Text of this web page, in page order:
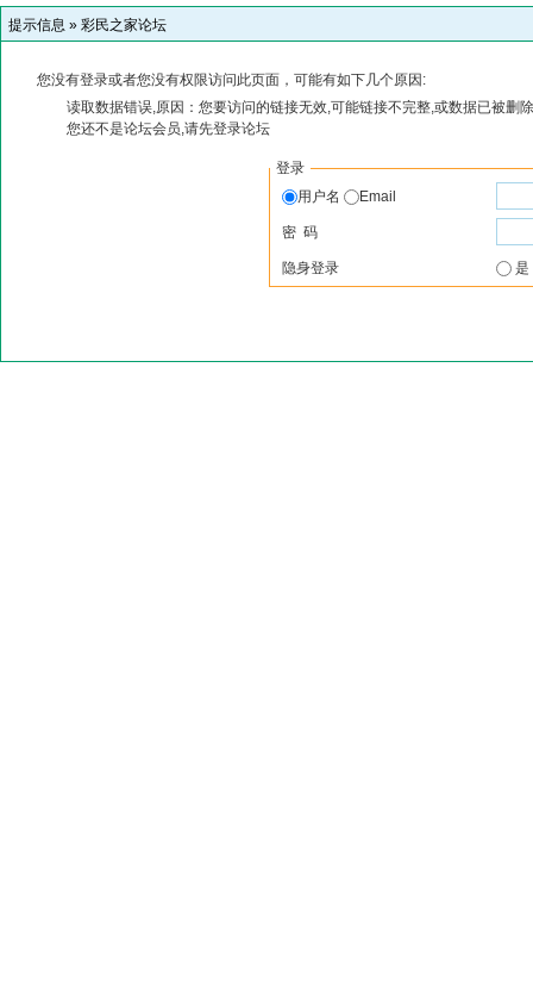
提示信息 » 彩民之家论坛
您没有登录或者您没有权限访问此页面，可能有如下几个原因:
读取数据错误,原因：您要访问的链接无效,可能链接不完整,或数据已被删
您还不是论坛会员,请先登录论坛
登录
用户名
Email
密 码
隐身登录